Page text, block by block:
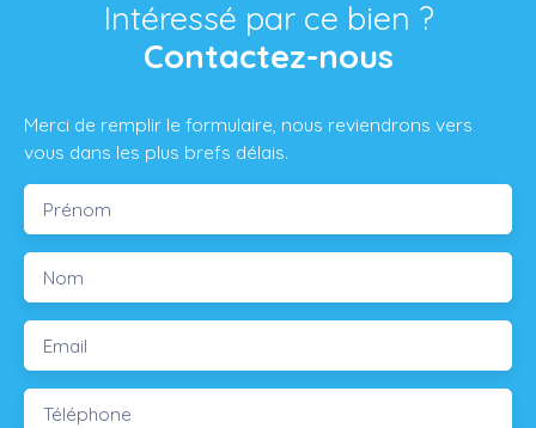
Intéressé par ce bien ?
Contactez-nous
Merci de remplir le formulaire, nous reviendrons vers
vous dans les plus brefs délais.
Prénom
Nom
Email
Téléphone